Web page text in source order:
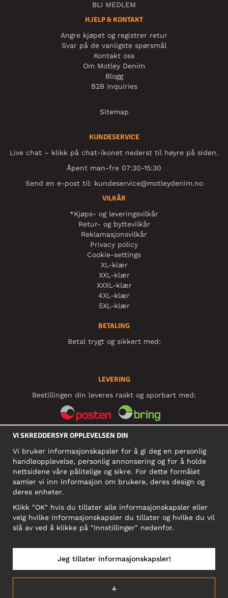
BLI MEDLEM
HJELP & KONTAKT
Angre kjøpet og registrer retur
Svar på de vanligste spørsmål
Kontakt oss
Om Motley Denim
Blogg
B2B Inquiries
Sitemap
KUNDESERVICE
Live chat – klikk på chat-ikonet nederst til høyre på siden.
Åpent man-fre 07:30-15:30
Send en e-post til: kundeservice@motleydenim.no
VILKÅR
*Kjøps- og leveringsvilkår
Retur- og byttevilkår
Reklamasjonsvilkår
Privacy policy
Cookie-settings
XL-klær
XXL-klær
XXXL-klær
4XL-klær
5XL-klær
BETALING
Betal trygt og sikkert med:
LEVERING
Bestillingen din leveres raskt og sporbart med:
SOSIALE MEDIER
BEDRIFT
911 891 581 MVA
NB! Ikke bruk denne adressen til å sende produkter i retur!
NORGE/NORSK
VI SKREDDERSYR OPPLEVELSEN DIN
Vi bruker informasjonskapsler for å gi deg en personlig
handleopplevelse, personlig annonsering og for å holde
nettsidene våre pålitelige og sikre. For dette formålet
samler vi inn informasjon om brukere, deres design og
deres enheter.
Klikk "OK" hvis du tillater alle informasjonskapsler eller
velg hvilke informasjonskapsler du tillater og hvilke du vil
slå av ved å klikke på "Innstillinger" nedenfor.
↓
Jeg tillater informasjonskapsler!